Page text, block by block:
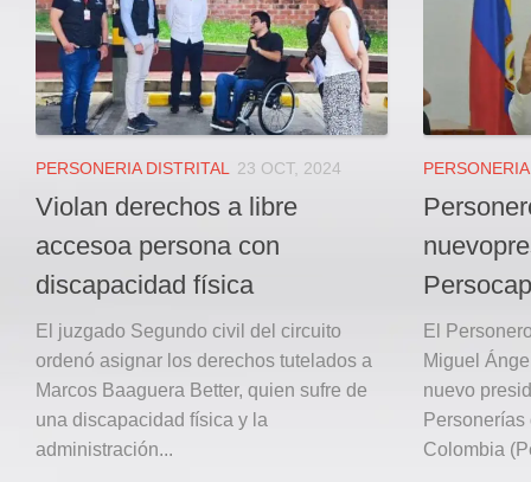
Deportes
JUDICIAL
ÁREA METROPOLITANA
REGIONAL
DEPARTAMENTAL
Internacional
OPINIÓN
Contactenos
facebook
Twitter
Registro ISSN: 2711-3299
PERSONERIA DISTRITAL 23 OCT, 2024
Violan derechos a libre
accesoa persona con
discapacidad física
El juzgado Segundo civil del circuito
ordenó asignar los derechos tutelados a
Marcos Baaguera Better, quien sufre de
una discapacidad física y la
administración...
El
Miguel
nuevo
Colombia